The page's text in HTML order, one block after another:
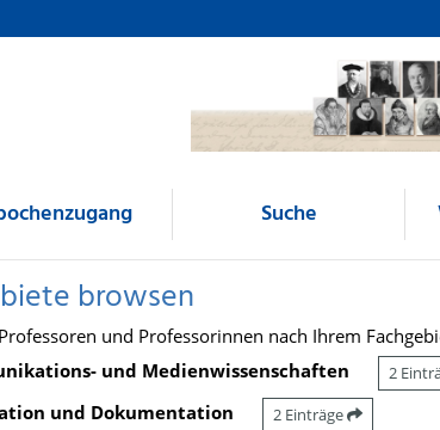
Suche
browsen
und Professorinnen nach Ihrem
und Medienwissenschaften
2
und Dokumentation 2 Einträge